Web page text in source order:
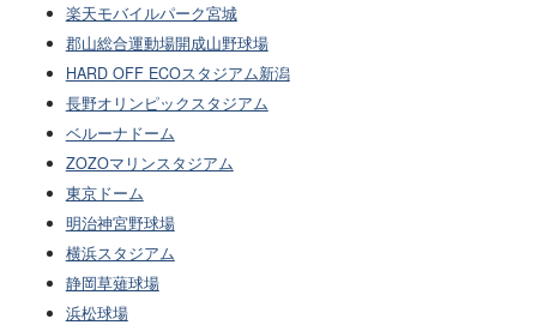
楽天モバイルパーク宮城
郡山総合運動場開成山野球場
HARD OFF ECOスタジアム新潟
長野オリンピックスタジアム
ベルーナドーム
ZOZOマリンスタジアム
東京ドーム
明治神宮野球場
横浜スタジアム
静岡草薙球場
浜松球場